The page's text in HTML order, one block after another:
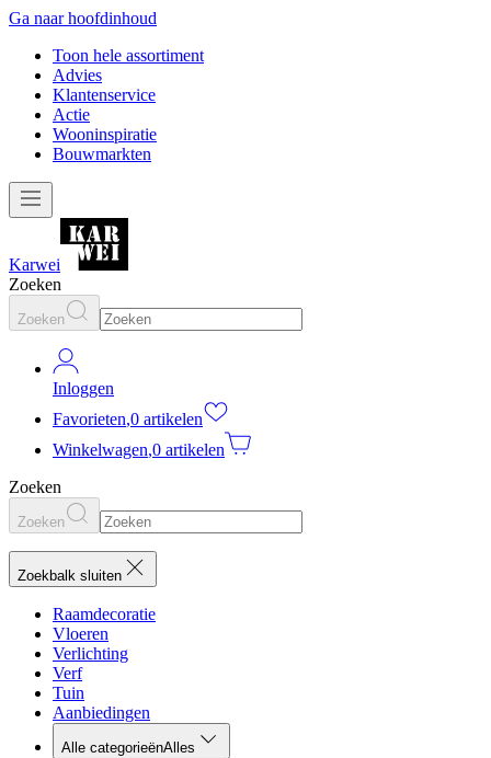
Ga naar hoofdinhoud
Toon hele assortiment
Advies
Klantenservice
Actie
Wooninspiratie
Bouwmarkten
Karwei
Zoeken
Zoeken
Inloggen
Favorieten,0 artikelen
Winkelwagen,0 artikelen
Zoeken
Zoeken
Zoekbalk sluiten
Raamdecoratie
Vloeren
Verlichting
Verf
Tuin
Aanbiedingen
Alle categorieënAlles